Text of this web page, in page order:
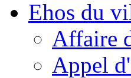
Ehos du
Affaire
Appel